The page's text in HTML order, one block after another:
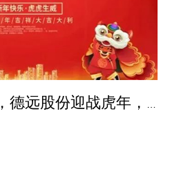
正月初八开工大吉，德远股份迎战虎年，虎力全开！